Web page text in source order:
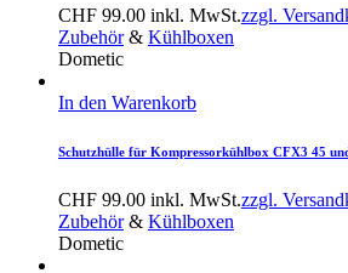
CHF 99.00 inkl. MwSt.zzgl.
Zubehör& Kühlboxen
Dometic
In den Warenkorb
Schutzhülle für Kompressorkühlbox CFX3 45
CHF 99.00 inkl. MwSt.zzgl.
Zubehör& Kühlboxen
Dometic